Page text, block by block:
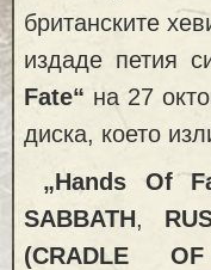
британските
издаде петия
Fate“ на 27
диска, което
„Hands Of
SABBATH,
(CRADLE